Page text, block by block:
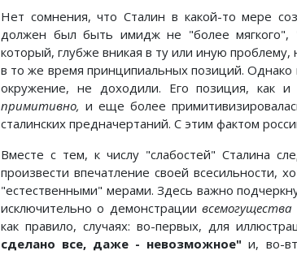
Нет сомнения, что Сталин в какой-то мере
должен был быть имидж не "более мягкого",
который, глубже вникая в ту или иную
в то же время принципиальных позиций. Однако
окружение, не доходили. Его позиция, как
примитивно, и еще более
сталинских предначертаний. С этим фактом
Вместе с тем, к числу "слабостей" Сталина
произвести впечатление своей всесильности,
"естественными" мерами. Здесь важно
исключительно о демонстрациивсемогущества
как правило, случаях: во-первых, для
сделано все, даже - невозможное" и, во-